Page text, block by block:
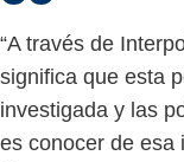
“A través de
significa que esta
investigada y las
es conocer de esa